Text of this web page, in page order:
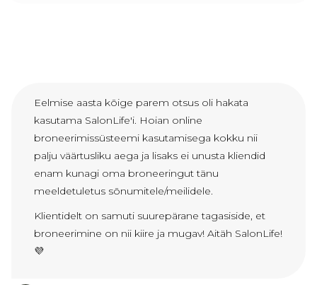
Eelmise aasta kõige parem otsus oli hakata
kasutama SalonLife'i. Hoian online
broneerimissüsteemi kasutamisega kokku nii
palju väärtusliku aega ja lisaks ei unusta kliendid
enam kunagi oma broneeringut tänu
meeldetuletus sõnumitele/meilidele.
Klientidelt on samuti suurepärane tagasiside, et
broneerimine on nii kiire ja mugav! Aitäh SalonLife!
💜